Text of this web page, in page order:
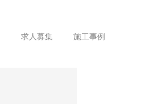
求人募集 施工事例